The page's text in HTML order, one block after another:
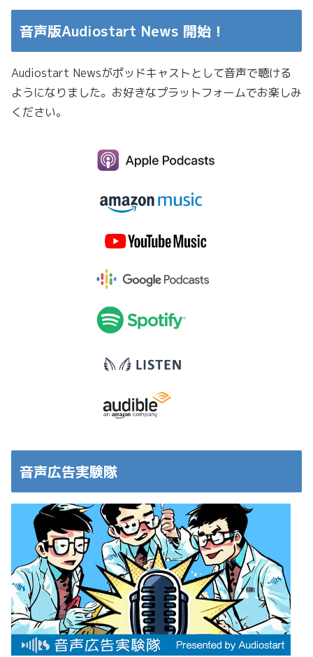
音声版Audiostart News 開始！
Audiostart Newsがポッドキャストとして音声で聴ける
ようになりました。お好きなプラットフォームでお楽しみ
ください。
音声広告実験隊